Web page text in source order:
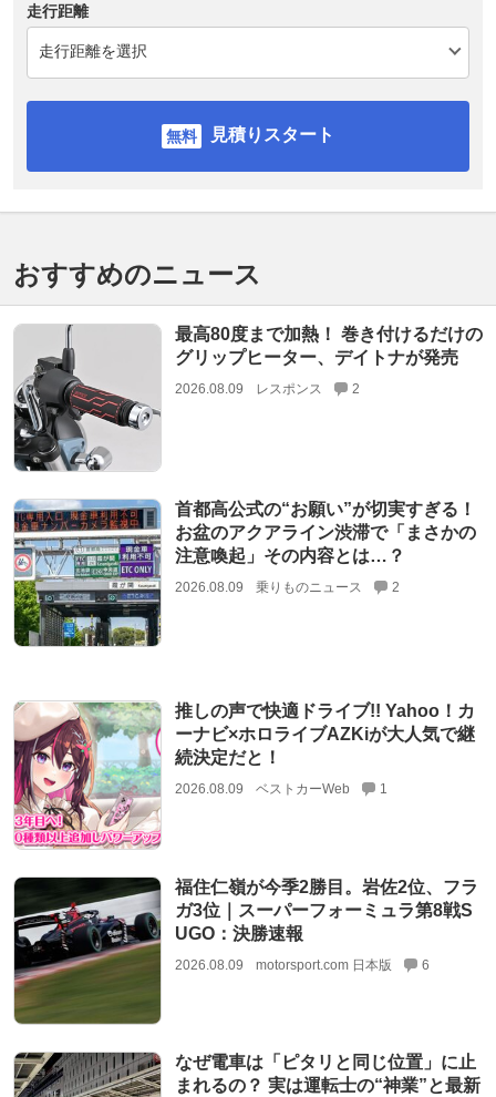
走行距離
見積りスタート
おすすめのニュース
最高80度まで加熱！ 巻き付けるだけの
グリップヒーター、デイトナが発売
2026.08.09 レスポンス 2
首都高公式の“お願い”が切実すぎる！
お盆のアクアライン渋滞で「まさかの
注意喚起」その内容とは…？
2026.08.09 乗りものニュース 2
推しの声で快適ドライブ!! Yahoo！カ
ーナビ×ホロライブAZKiが大人気で継
続決定だと！
2026.08.09 ベストカーWeb 1
福住仁嶺が今季2勝目。岩佐2位、フラ
ガ3位｜スーパーフォーミュラ第8戦S
UGO：決勝速報
2026.08.09 motorsport.com 日本版 6
なぜ電車は「ピタリと同じ位置」に止
まれるの？ 実は運転士の“神業”と最新